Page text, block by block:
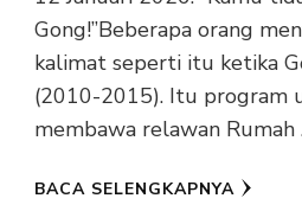
Gong!”Beberapa orang
kalimat seperti itu ketika
(2010-2015). Itu program
membawa relawan Rumah
BACA SELENGKAPNYA